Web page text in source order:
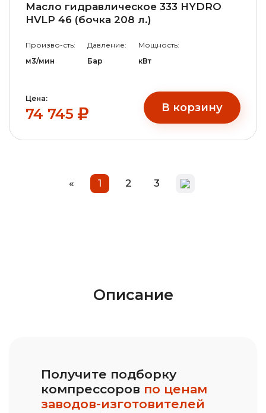
Масло гидравлическое 333 HYDRO
HVLP 46 (бочка 208 л.)
Произво-сть:
м3/мин
Давление:
Бар
Мощность:
кВт
Цена:
74 745 В корзину
« 1 2 3
Описание
Получите подборку
компрессоров по ценам
заводов-изготовителей